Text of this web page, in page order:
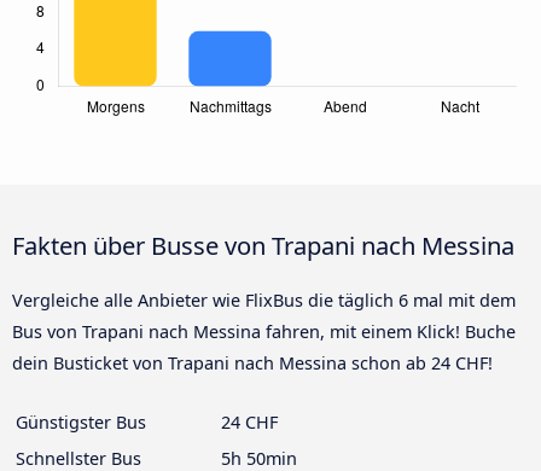
Fakten über Busse von Trapani nach Messina
Vergleiche alle Anbieter wie FlixBus die täglich 6 mal mit dem
Bus von Trapani nach Messina fahren, mit einem Klick! Buche
dein Busticket von Trapani nach Messina schon ab 24 CHF!
Günstigster Bus
24 CHF
Schnellster Bus
5h 50min